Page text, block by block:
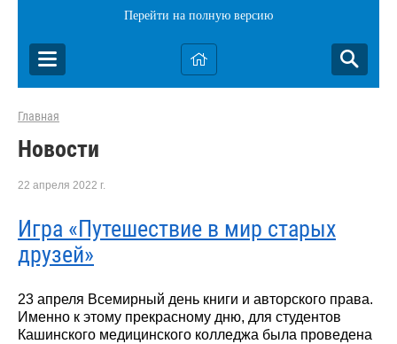
Перейти на полную версию
Главная
Новости
22 апреля 2022 г.
Игра «Путешествие в мир старых
друзей»
23 апреля Всемирный день книги и авторского права.
Именно к этому прекрасному дню, для студентов
Кашинского медицинского колледжа была проведена